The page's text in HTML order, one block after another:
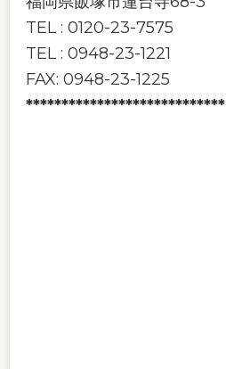
TEL : 0120-23-7575
TEL : 0948-23-1221
FAX: 0948-23-1225
****************************